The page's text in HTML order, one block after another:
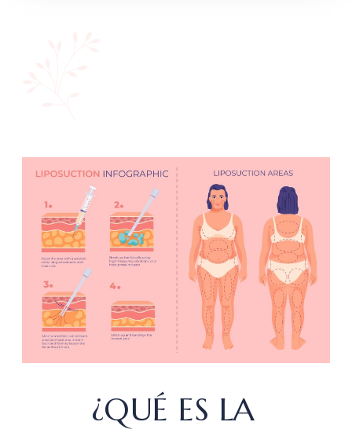
¿QUÉ ES LA